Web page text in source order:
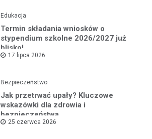
Edukacja
Termin składania wniosków o
stypendium szkolne 2026/2027 już
blisko!
17 lipca 2026
Bezpieczeństwo
Jak przetrwać upały? Kluczowe
wskazówki dla zdrowia i
bezpieczeństwa
25 czerwca 2026